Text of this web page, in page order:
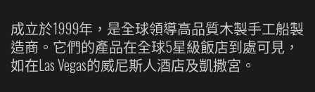
成立於1999年，是全球領導高品質木製手工船製
造商。它們的產品在全球5星級飯店到處可見，
如在Las Vegas的威尼斯人酒店及凱撒宮。